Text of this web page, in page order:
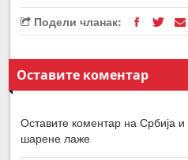
Подели чланак:
Оставите коментар
Оставите коментар на Србија
шарене лаже